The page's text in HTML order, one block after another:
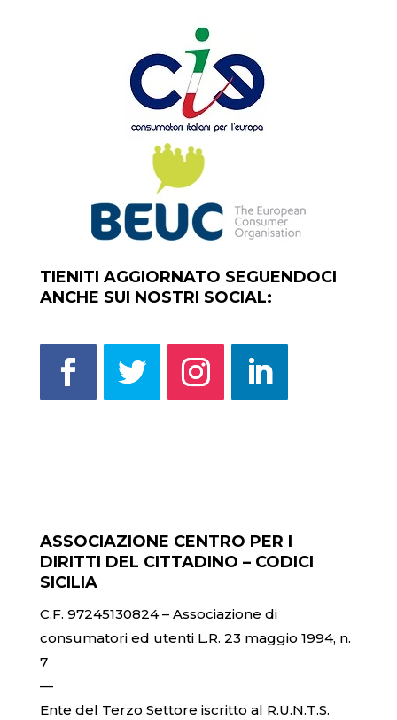
TIENITI AGGIORNATO SEGUENDOCI
ANCHE SUI NOSTRI SOCIAL:
ASSOCIAZIONE CENTRO PER I
DIRITTI DEL CITTADINO – CODICI
SICILIA
C.F. 97245130824 – Associazione di
consumatori ed utenti L.R. 23 maggio 1994, n.
7
—
Ente del Terzo Settore iscritto al R.U.N.T.S.